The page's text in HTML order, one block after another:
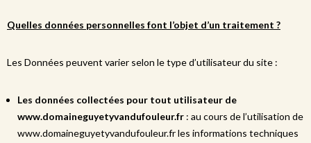
Quelles données personnelles font l’objet d’un traitement ?
Les Données peuvent varier selon le type d’utilisateur du site :
Les données collectées pour tout utilisateur de
www.domaineguyetyvandufouleur.fr : au cours de l’utilisation de
www.domaineguyetyvandufouleur.fr les informations techniques